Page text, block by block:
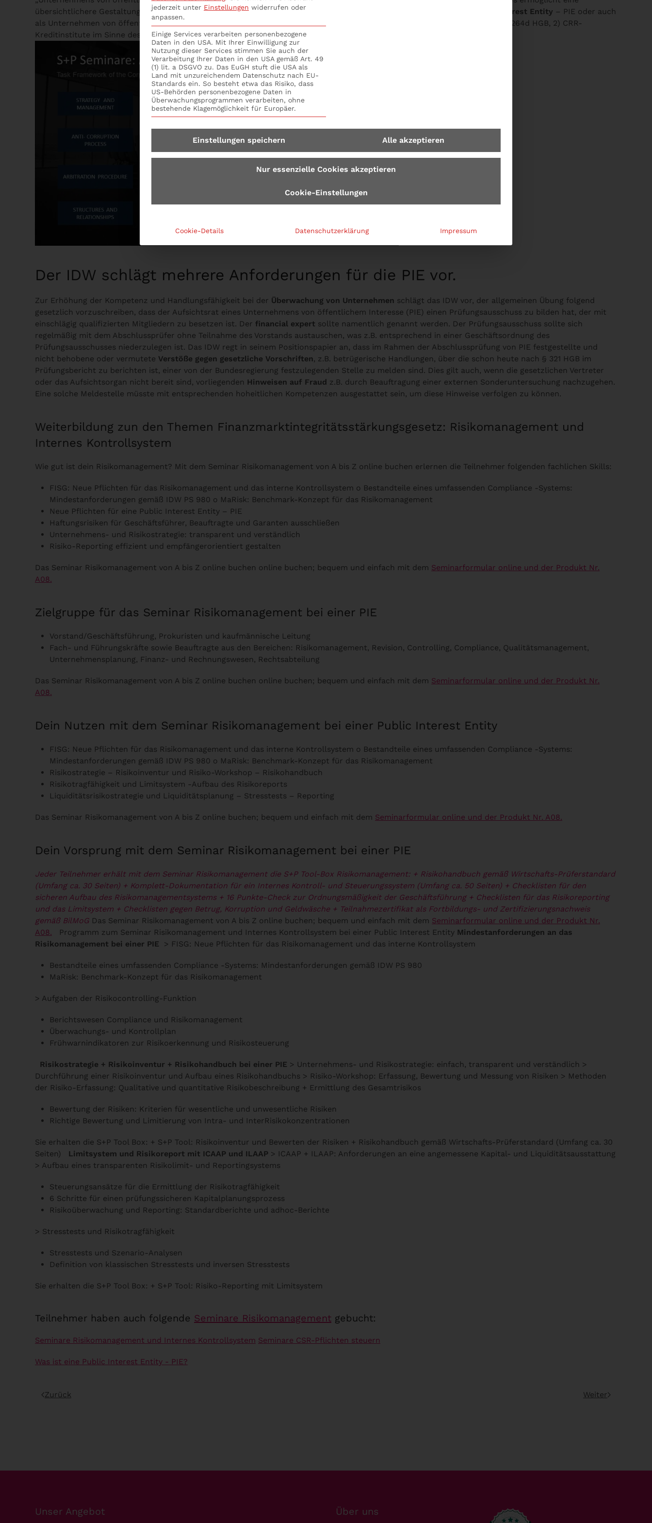
übersichtlichere Gestaltung von Rechtsvorschriften, indem anderenorts auf die Definition verwiesen werden kann.
Public Interest Entity – PIE oder auch
als Unternehmen von öffentlichem Interesse bezeichnet sind danach 1) kapitalmarktorientierte Unternehmen im Sinne des § 264d HGB, 2) CRR-
Kreditinstitute im Sinne des § 1 Absatz 3d Satz 1 KWG, und 3) Versicherungsunternehmen.
Der IDW schlägt mehrere Anforderungen für die PIE vor.
Zur Erhöhung der Kompetenz und Handlungsfähigkeit bei der Überwachung von Unternehmen schlägt das IDW vor, der allgemeinen Übung folgend
gesetzlich vorzuschreiben, dass der Aufsichtsrat eines Unternehmens von öffentlichem Interesse (PIE) einen Prüfungsausschuss zu bilden hat, der mit
einschlägig qualifizierten Mitgliedern zu besetzen ist. Der financial expert sollte namentlich genannt werden. Der Prüfungsausschuss sollte sich
regelmäßig mit dem Abschlussprüfer ohne Teilnahme des Vorstands austauschen, was z.B. entsprechend in einer Geschäftsordnung des
Prüfungsausschusses niederzulegen ist. Das IDW regt in seinem Positionspapier an, dass im Rahmen der Abschlussprüfung von PIE festgestellte und
nicht behobene oder vermutete Verstöße gegen gesetzliche Vorschriften, z.B. betrügerische Handlungen, über die schon heute nach § 321 HGB im
Prüfungsbericht zu berichten ist, einer von der Bundesregierung festzulegenden Stelle zu melden sind. Dies gilt auch, wenn die gesetzlichen Vertreter
oder das Aufsichtsorgan nicht bereit sind, vorliegenden Hinweisen auf Fraud z.B. durch Beauftragung einer externen Sonderuntersuchung nachzugehen.
Eine solche Meldestelle müsste mit entsprechenden hoheitlichen Kompetenzen ausgestattet sein, um diese Hinweise verfolgen zu können.
Weiterbildung zun den Themen Finanzmarktintegritätsstärkungsgesetz: Risikomanagement und
Internes Kontrollsystem
Wie gut ist dein Risikomanagement? Mit dem Seminar Risikomanagement von A bis Z online buchen erlernen die Teilnehmer folgenden fachlichen Skills:
FISG: Neue Pflichten für das Risikomanagement und das interne Kontrollsystem o Bestandteile eines umfassenden Compliance -Systems:
Mindestanforderungen gemäß IDW PS 980 o MaRisk: Benchmark-Konzept für das Risikomanagement
Neue Pflichten für eine Public Interest Entity – PIE
Haftungsrisiken für Geschäftsführer, Beauftragte und Garanten ausschließen
Unternehmens- und Risikostrategie: transparent und verständlich
Risiko-Reporting effizient und empfängerorientiert gestalten
Das Seminar Risikomanagement von A bis Z online buchen online buchen; bequem und einfach mit dem Seminarformular online und der Produkt Nr.
A08.
Zielgruppe für das Seminar Risikomanagement bei einer PIE
Vorstand/Geschäftsführung, Prokuristen und kaufmännische Leitung
Fach- und Führungskräfte sowie Beauftragte aus den Bereichen: Risikomanagement, Revision, Controlling, Compliance, Qualitätsmanagement,
Unternehmensplanung, Finanz- und Rechnungswesen, Rechtsabteilung
Das Seminar Risikomanagement von A bis Z online buchen online buchen; bequem und einfach mit dem Seminarformular online und der Produkt Nr.
A08.
Dein Nutzen mit dem Seminar Risikomanagement bei einer Public Interest Entity
FISG: Neue Pflichten für das Risikomanagement und das interne Kontrollsystem o Bestandteile eines umfassenden Compliance -Systems:
Mindestanforderungen gemäß IDW PS 980 o MaRisk: Benchmark-Konzept für das Risikomanagement
Risikostrategie – Risikoinventur und Risiko-Workshop – Risikohandbuch
Risikotragfähigkeit und Limitsystem -Aufbau des Risikoreports
Liquiditätsrisikostrategie und Liquiditätsplanung – Stresstests – Reporting
Das Seminar Risikomanagement von A bis Z online buchen; bequem und einfach mit dem Seminarformular online und der Produkt Nr. A08.
Dein Vorsprung mit dem Seminar Risikomanagement bei einer PIE
Jeder Teilnehmer erhält mit dem Seminar Risikomanagement die S+P Tool-Box Risikomanagement: + Risikohandbuch gemäß Wirtschafts-Prüferstandard
(Umfang ca. 30 Seiten) + Komplett-Dokumentation für ein Internes Kontroll- und Steuerungssystem (Umfang ca. 50 Seiten) + Checklisten für den
sicheren Aufbau des Risikomanagementsystems + 16 Punkte-Check zur Ordnungsmäßigkeit der Geschäftsführung + Checklisten für das Risikoreporting
und das Limitsystem + Checklisten gegen Betrug, Korruption und Geldwäsche + Teilnahmezertifikat als Fortbildungs- und Zertifizierungsnachweis
gemäß BilMoG Das Seminar Risikomanagement von A bis Z online buchen; bequem und einfach mit dem Seminarformular online und der Produkt Nr.
A08. Programm zum Seminar Risikomanagement und Internes Kontrollsystem bei einer Public Interest Entity Mindestanforderungen an das
Risikomanagement bei einer PIE
> FISG: Neue Pflichten für das Risikomanagement und das interne Kontrollsystem
Bestandteile eines umfassenden Compliance -Systems: Mindestanforderungen gemäß IDW PS 980
MaRisk: Benchmark-Konzept für das Risikomanagement
> Aufgaben der Risikocontrolling-Funktion
Berichtswesen Compliance und Risikomanagement
Überwachungs- und Kontrollplan
Frühwarnindikatoren zur Risikoerkennung und Risikosteuerung
Risikostrategie + Risikoinventur + Risikohandbuch bei einer PIE > Unternehmens- und Risikostrategie: einfach, transparent und verständlich >
Durchführung einer Risikoinventur und Aufbau eines Risikohandbuchs > Risiko-Workshop: Erfassung, Bewertung und Messung von Risiken > Methoden
der Risiko-Erfassung: Qualitative und quantitative Risikobeschreibung + Ermittlung des Gesamtrisikos
Bewertung der Risiken: Kriterien für wesentliche und unwesentliche Risiken
Richtige Bewertung und Limitierung von Intra- und InterRisikokonzentrationen
Sie erhalten die S+P Tool Box: + S+P Tool: Risikoinventur und Bewerten der Risiken + Risikohandbuch gemäß Wirtschafts-Prüferstandard (Umfang ca. 30
Seiten)
Limitsystem und Risikoreport mit ICAAP und ILAAP > ICAAP + ILAAP: Anforderungen an eine angemessene Kapital- und Liquiditätsausstattung
> Aufbau eines transparenten Risikolimit- und Reportingsystems
Steuerungsansätze für die Ermittlung der Risikotragfähigkeit
6 Schritte für einen prüfungssicheren Kapitalplanungsprozess
Risikoüberwachung und Reporting: Standardberichte und adhoc-Berichte
> Stresstests und Risikotragfähigkeit
Stresstests und Szenario-Analysen
Definition von klassischen Stresstests und inversen Stresstests
Sie erhalten die S+P Tool Box: + S+P Tool: Risiko-Reporting mit Limitsystem
Teilnehmer haben auch folgende Seminare Risikomanagement gebucht:
Seminare Risikomanagement und Internes Kontrollsystem Seminare CSR-Pflichten steuern
Was ist eine Public Interest Entity - PIE?
Zurück Weiter
Unser Angebot Über uns
jederzeit unter Einstellungen widerrufen oder
anpassen.
Einige Services verarbeiten personenbezogene
Daten in den USA. Mit Ihrer Einwilligung zur
Nutzung dieser Services stimmen Sie auch der
Verarbeitung Ihrer Daten in den USA gemäß Art. 49
(1) lit. a DSGVO zu. Das EuGH stuft die USA als
Land mit unzureichendem Datenschutz nach EU-
Standards ein. So besteht etwa das Risiko, dass
US-Behörden personenbezogene Daten in
Überwachungsprogrammen verarbeiten, ohne
bestehende Klagemöglichkeit für Europäer.
Einstellungen speichern Alle akzeptieren
Nur essenzielle Cookies akzeptieren
Cookie-Einstellungen
Cookie-Details Datenschutzerklärung Impressum